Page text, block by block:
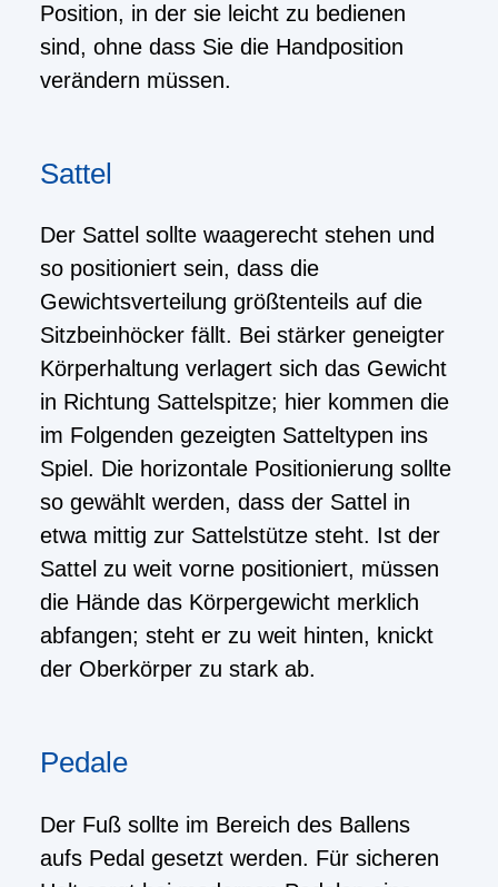
Position, in der sie leicht zu bedienen
sind, ohne dass Sie die Handposition
verändern müssen.
Sattel
Der Sattel sollte waagerecht stehen und
so positioniert sein, dass die
Gewichtsverteilung größtenteils auf die
Sitzbeinhöcker fällt. Bei stärker geneigter
Körperhaltung verlagert sich das Gewicht
in Richtung Sattelspitze; hier kommen die
im Folgenden gezeigten Satteltypen ins
Spiel. Die horizontale Positionierung sollte
so gewählt werden, dass der Sattel in
etwa mittig zur Sattelstütze steht. Ist der
Sattel zu weit vorne positioniert, müssen
die Hände das Körpergewicht merklich
abfangen; steht er zu weit hinten, knickt
der Oberkörper zu stark ab.
Pedale
Der Fuß sollte im Bereich des Ballens
aufs Pedal gesetzt werden. Für sicheren